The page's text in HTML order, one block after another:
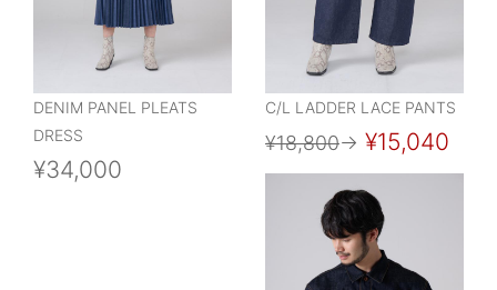
DENIM PANEL PLEATS
DRESS
¥34,000
C/L LADDER LACE PANTS
¥18,800→ ¥15,040